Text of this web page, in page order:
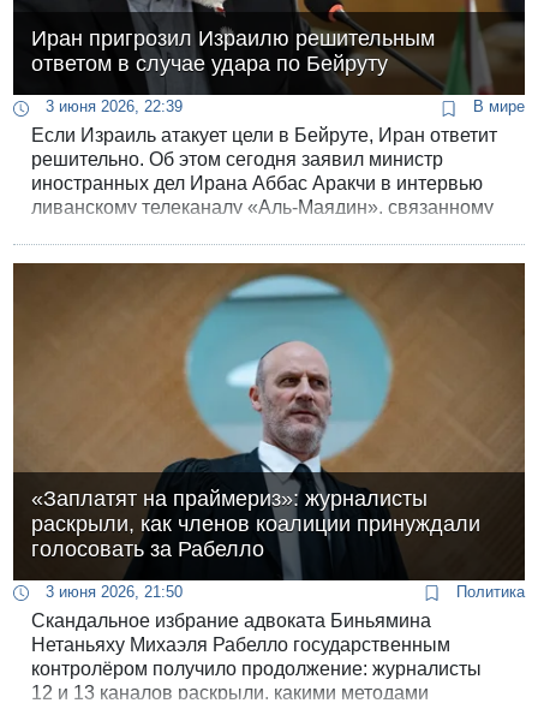
Иран пригрозил Израилю решительным
ответом в случае удара по Бейруту
3 июня 2026, 22:39 В мире
Если Израиль атакует цели в Бейруте, Иран ответит
решительно. Об этом сегодня заявил министр
иностранных дел Ирана Аббас Аракчи в интервью
ливанскому телеканалу «Аль-Маядин», связанному
черновики соглашения.
«Заплатят на праймериз»: журналисты
раскрыли, как членов коалиции принуждали
голосовать за Рабелло
3 июня 2026, 21:50 Политика
Скандальное избрание адвоката Биньямина
Нетаньяху Михаэля Рабелло государственным
контролёром получило продолжение: журналисты
12 и 13 каналов раскрыли, какими методами